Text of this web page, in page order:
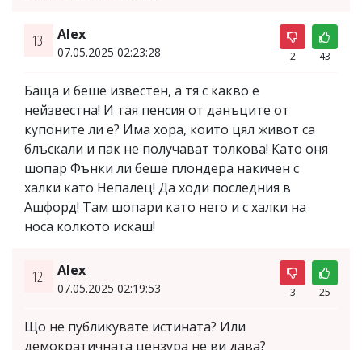
13. Аlex
07.05.2025 02:23:28 2 43
Баща и беше известен, а тя с какво е
нейзвестна! И тая пенсия от данъците от
купоните ли е? Има хора, които цял живот са
блъскали и пак не получават толкова! Като оня
шопар Фънки ли беше плондера накичен с
халки като Непалец! Да ходи последния в
Ашфорд! Там шопари като него и с халки на
носа колкото искаш!
12. Аlex
07.05.2025 02:19:53 3 25
Що не публикувате истината? Или
демократичната цензура не ви дава?